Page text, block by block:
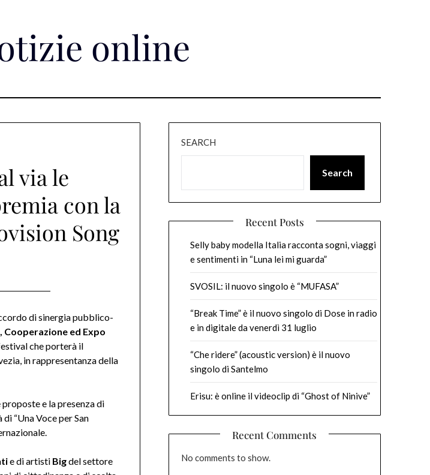
online
via le
con la
Song
di sinergia pubblico-
ed Expo
che porterà il
in rappresentanza della
e la presenza di
“Una Voce per San
e di artisti Bigdel settore
SEARCH
Search
Recent Posts
Selly baby modella Italia racconta sogni, viaggi
e sentimenti in “Luna lei mi guarda”
SVOSIL: il nuovo singolo è “MUFASA”
“Break Time” è il nuovo singolo di Dose in radio
e in digitale da venerdì 31 luglio
“Che ridere” (acoustic version) è il nuovo
singolo di Santelmo
Erisu: è online il videoclip di “Ghost of Ninive”
Recent Comments
No comments to show.